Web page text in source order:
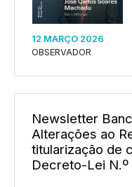
12 MARÇO 2026
OBSERVADOR
Newsletter
Alterações ao
titularização de
Decreto-Lei